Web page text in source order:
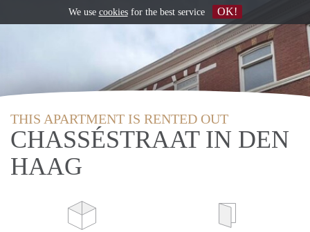
THIS APARTMENT IS RENTED OUT
CHASSÉSTRAAT IN DEN
HAAG
We use cookiesfor the best service OK!